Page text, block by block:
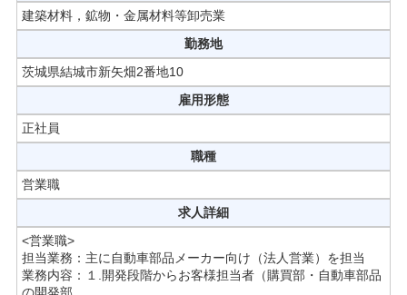
建築材料，鉱物・金属材料等卸売業
勤務地
茨城県結城市新矢畑2番地10
雇用形態
正社員
職種
営業職
求人詳細
<営業職>
担当業務：主に自動車部品メーカー向け（法人営業）を担当
業務内容：１.開発段階からお客様担当者（購買部・自動車部品